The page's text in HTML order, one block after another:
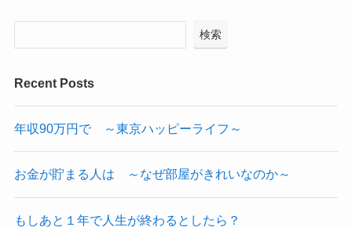
検索
Recent Posts
年収90万円で ～東京ハッピーライフ～
お金が貯まる人は ～なぜ部屋がきれいなのか～
もしあと１年で人生が終わるとしたら？